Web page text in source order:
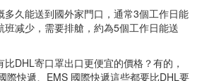
多久能送到國外家門口，通常3個工作日能
减少，需要排艙，約為5個工作日能送
DHL寄口罩出口更便宜的價格？有的，
際快遞、EMS 國際快遞這些都要比DHL要